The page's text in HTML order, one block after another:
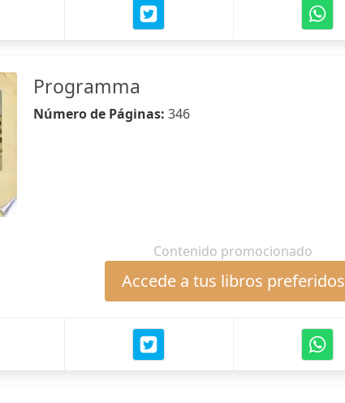
Programma
Número de Páginas: 346
Contenido promocionado
Accede a tus libros preferidos